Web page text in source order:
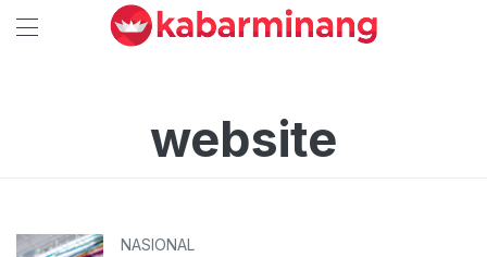
website
NASIONAL